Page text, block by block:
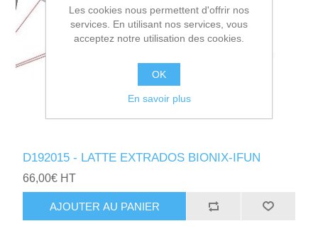
D192015 - LATTE EXTRADOS BIONIX-IFUN
66,00€ HT
AJOUTER AU PANIER
Les cookies nous permettent d'offrir nos
services. En utilisant nos services, vous
acceptez notre utilisation des cookies.
OK
En savoir plus